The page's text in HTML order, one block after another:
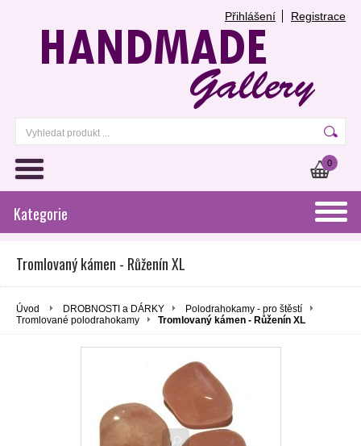
Přihlášení Registrace
0
Kategorie
Tromlovaný kámen - Růženín XL
Úvod DROBNOSTI a DÁRKY
Polodrahokamy - pro štěstí
Tromlované polodrahokamy
Tromlovaný kámen - Růženín XL